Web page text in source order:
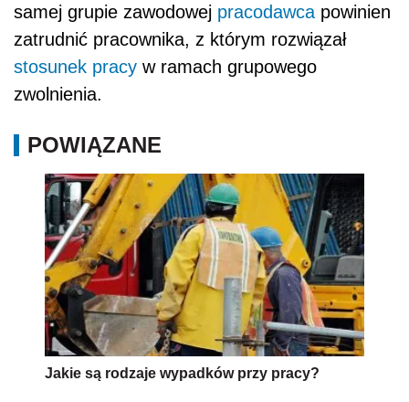
samej grupie zawodowej pracodawca powinien
zatrudnić pracownika, z którym rozwiązał
stosunek pracy w ramach grupowego
zwolnienia.
POWIĄZANE
Jakie są rodzaje wypadków przy pracy?